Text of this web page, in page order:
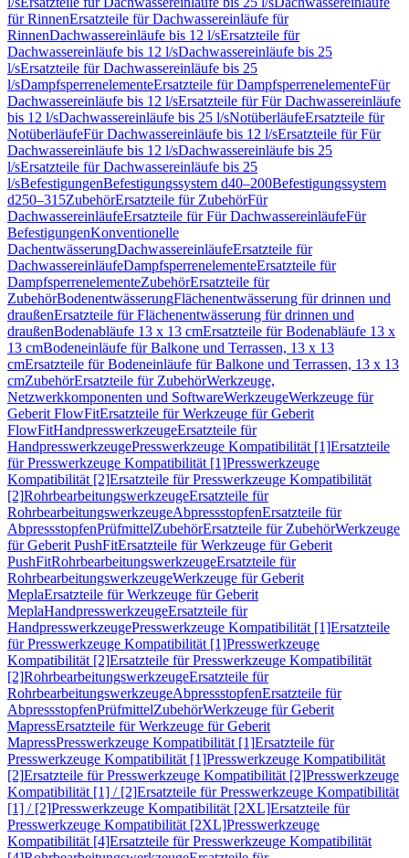
für RinnenErsatzteile für Dachwassereinläufe für
RinnenDachwassereinläufe bis 12 l/sErsatzteile für
Dachwassereinläufe bis 12 l/sDachwassereinläufe bis 25
l/sErsatzteile für Dachwassereinläufe bis 25
l/sDampfsperrenelementeErsatzteile für DampfsperrenelementeFür
Dachwassereinläufe bis 12 l/sErsatzteile für Für Dachwassereinläufe
bis 12 l/sDachwassereinläufe bis 25 l/sNotüberläufeErsatzteile für
NotüberläufeFür Dachwassereinläufe bis 12 l/sErsatzteile für Für
Dachwassereinläufe bis 12 l/sDachwassereinläufe bis 25
l/sErsatzteile für Dachwassereinläufe bis 25
l/sBefestigungenBefestigungssystem d40–200Befestigungssystem
d250–315ZubehörErsatzteile für ZubehörFür
DachwassereinläufeErsatzteile für Für DachwassereinläufeFür
BefestigungenKonventionelle
DachentwässerungDachwassereinläufeErsatzteile für
DachwassereinläufeDampfsperrenelementeErsatzteile für
DampfsperrenelementeZubehörErsatzteile für
ZubehörBodenentwässerungFlächenentwässerung für drinnen und
draußenErsatzteile für Flächenentwässerung für drinnen und
draußenBodenabläufe 13 x 13 cmErsatzteile für Bodenabläufe 13 x
13 cmBodeneinläufe für Balkone und Terrassen, 13 x 13
cmErsatzteile für Bodeneinläufe für Balkone und Terrassen, 13 x 13
cmZubehörErsatzteile für ZubehörWerkzeuge,
Netzwerkkomponenten und SoftwareWerkzeugeWerkzeuge für
Geberit FlowFitErsatzteile für Werkzeuge für Geberit
FlowFitHandpresswerkzeugeErsatzteile für
HandpresswerkzeugePresswerkzeuge Kompatibilität [1]Ersatzteile
für Presswerkzeuge Kompatibilität [1]Presswerkzeuge
Kompatibilität [2]Ersatzteile für Presswerkzeuge Kompatibilität
[2]RohrbearbeitungswerkzeugeErsatzteile für
RohrbearbeitungswerkzeugeAbpressstopfenErsatzteile für
AbpressstopfenPrüfmittelZubehörErsatzteile für ZubehörWerkzeuge
für Geberit PushFitErsatzteile für Werkzeuge für Geberit
PushFitRohrbearbeitungswerkzeugeErsatzteile für
RohrbearbeitungswerkzeugeWerkzeuge für Geberit
MeplaErsatzteile für Werkzeuge für Geberit
MeplaHandpresswerkzeugeErsatzteile für
HandpresswerkzeugePresswerkzeuge Kompatibilität [1]Ersatzteile
für Presswerkzeuge Kompatibilität [1]Presswerkzeuge
Kompatibilität [2]Ersatzteile für Presswerkzeuge Kompatibilität
[2]RohrbearbeitungswerkzeugeErsatzteile für
RohrbearbeitungswerkzeugeAbpressstopfenErsatzteile für
AbpressstopfenPrüfmittelZubehörWerkzeuge für Geberit
MapressErsatzteile für Werkzeuge für Geberit
MapressPresswerkzeuge Kompatibilität [1]Ersatzteile für
Presswerkzeuge Kompatibilität [1]Presswerkzeuge Kompatibilität
[2]Ersatzteile für Presswerkzeuge Kompatibilität [2]Presswerkzeuge
Kompatibilität [1] / [2]Ersatzteile für Presswerkzeuge Kompatibilität
[1] / [2]Presswerkzeuge Kompatibilität [2XL]Ersatzteile für
Presswerkzeuge Kompatibilität [2XL]Presswerkzeuge
Kompatibilität [4]Ersatzteile für Presswerkzeuge Kompatibilität